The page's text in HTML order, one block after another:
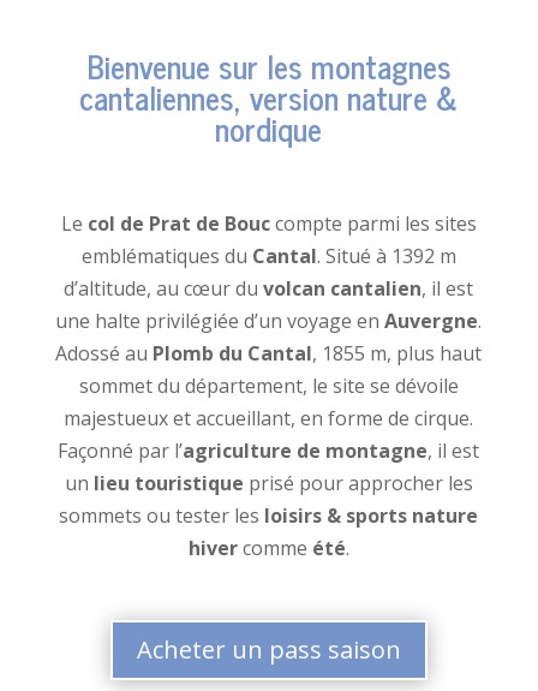
Bienvenue sur les montagnes
cantaliennes, version nature &
nordique
Le col de Prat de Bouccompte parmi les sites
emblématiques du Cantal. Situé à 1392 m
d’altitude, au cœur duvolcan cantalien, il est
une halte privilégiée d’un voyage enAuvergne.
Adossé au Plomb du Cantal, 1855 m, plus haut
sommet du département, le site se dévoile
majestueux et accueillant, en forme de cirque.
Façonné par l’agriculture de montagne, il est
un lieu touristique prisé pour approcher les
sommets ou tester les loisirs & sports nature
hivercomme été.
Acheter un pass saison